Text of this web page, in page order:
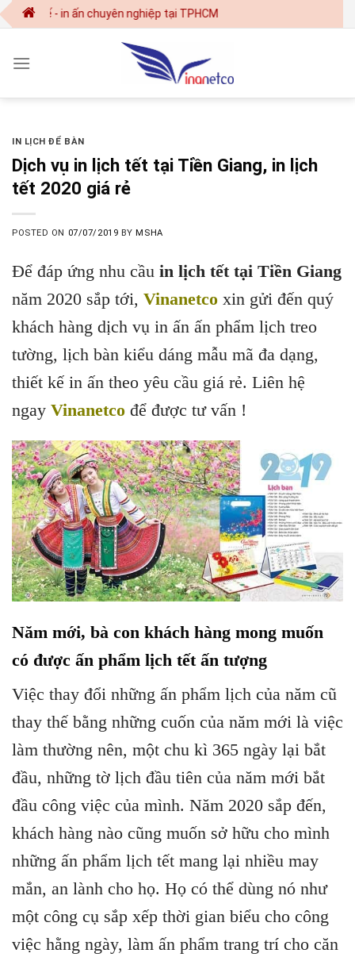
Skip
to
kế - in ấn chuyên nghiệp tại TPHCM
IN LỊCH ĐỂ BÀN
Dịch vụ in lịch tết tại Tiền Giang, in lịch
tết 2020 giá rẻ
POSTED ON 07/07/2019 BYMSHA
Để đáp ứng nhu cầu in lịch tết tại Tiền Giang
năm 2020 sắp tới, Vinanetco xin gửi đến quý
khách hàng dịch vụ in ấn ấn phẩm lịch treo
tường, lịch bàn kiểu dáng mẫu mã đa dạng,
thiết kế in ấn theo yêu cầu giá rẻ. Liên hệ
ngay Vinanetco để được tư vấn !
Năm mới, bà con khách hàng mong muốn
có được ấn phẩm lịch tết ấn tượng
Việc thay đổi những ấn phẩm lịch của năm cũ
thay thế bằng những cuốn của năm mới là việc
làm thường nên, một chu kì 365 ngày lại bắt
đầu, những tờ lịch đầu tiên của năm mới bắt
đầu công việc của mình. Năm 2020 sắp đến,
khách hàng nào cũng muốn sở hữu cho mình
những ấn phẩm lịch tết mang lại nhiều may
mắn, an lành cho họ. Họ có thể dùng nó như
một công cụ sắp xếp thời gian biểu cho công
việc hằng ngày, làm ấn phẩm trang trí cho căn